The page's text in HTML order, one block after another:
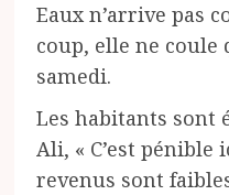
Eaux n’arrive pas
coup, elle ne
samedi.
Les habitants sont
Ali, « C’est
revenus sont